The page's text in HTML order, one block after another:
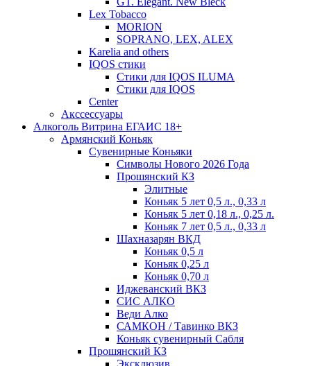
Lex Tobacco
MORION
SOPRANO, LEX, ALEX
Karelia and others
IQOS стики
Стики для IQOS ILUMA
Стики для IQOS
Сenter
Акссессуары
Алкоголь Витрина ЕГАИС 18+
Армянский Коньяк
Сувенирные Коньяки
Символы Нового 2026 Года
Прошянский КЗ
Элитные
Коньяк 5 лет 0,5 л., 0,33 л
Коньяк 5 лет 0,18 л., 0,25 л.
Коньяк 7 лет 0,5 л., 0,33 л
Шахназарян ВКД
Коньяк 0,5 л
Коньяк 0,25 л
Коньяк 0,70 л
Иджеванский ВКЗ
СИС АЛКО
Веди Алко
САМКОН / Тавинко ВКЗ
Коньяк сувенирный Сабля
Прошянский КЗ
Эксклюзив